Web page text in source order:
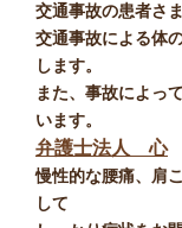
交通事故の患者さま
交通事故による体
します。
また、事故によっ
います。
弁護士法人 心
慢性的な腰痛、肩
して